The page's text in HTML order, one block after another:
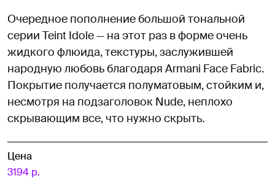
Очередное пополнение большой тональной
серии Teint Idole — на этот раз в форме очень
жидкого флюида, текстуры, заслужившей
народную любовь благодаря Armani Face Fabric.
Покрытие получается полуматовым, стойким и,
несмотря на подзаголовок Nude, неплохо
скрывающим все, что нужно скрыть.
Цена
3194 р.